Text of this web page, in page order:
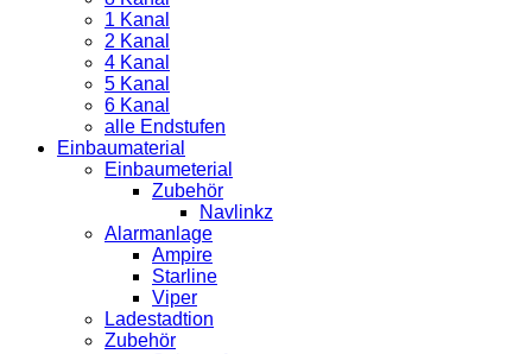
1 Kanal
2 Kanal
4 Kanal
5 Kanal
6 Kanal
alle Endstufen
Einbaumaterial
Einbaumeterial
Zubehör
Navlinkz
Alarmanlage
Ampire
Starline
Viper
Ladestadtion
Zubehör